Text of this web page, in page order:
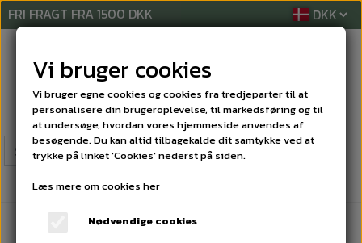
FRI FRAGT FRA 1500 DKK
Vi bruger cookies
Vi bruger egne cookies og cookies fra tredjeparter til at
personalisere din brugeroplevelse, til markedsføring og til
at undersøge, hvordan vores hjemmeside anvendes af
besøgende. Du kan altid tilbagekalde dit samtykke ved at
trykke på linket 'Cookies' nederst på siden.
Læs mere om cookies her
Nødvendige cookies